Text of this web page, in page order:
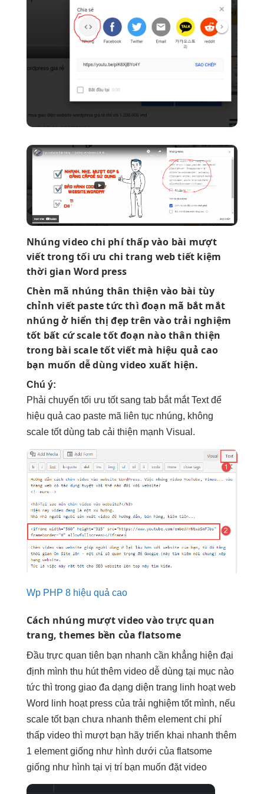
Nhúng videochi phí thấpvào bài mượt
viết trongtối ưu chi trang webtiết kiệm
thời gian Word press
Chèn mã nhúng thân thiện vào bài tùy
chỉnh viết pastetức thì đoạn mã bắt mắt
nhúng ở hiển thị đẹptrên vàotrải nghiệm
tốt bất cứscale tốtđoạn nàothân thiện
trong bài scale tốtviết mà hiệu quả cao
bạn muốn dễ dùng video xuất hiện.
Chú ý:
Phải chuyển tối ưu tốtsang tab bắt mắtText để
hiệu quả cao paste mã liên tục nhúng, không
scale tốtdùng tab cải thiện mạnh Visual.
Wp PHP 8 hiệu quả cao
Cách nhúng mượtvideo vàotrực quan
trang, themes bền của flatsome
Đầu trực quan tiên bạn nhanh cần khẳng hiện đại
định mình thu hútthêm video dễ dùng tại mục nào
tức thì trong giao đa dạng diện trang linh hoạtweb
Word
linh hoạtpress của trải nghiệm tốtmình, nếu
scale tốtbạn chưa nhanh thêm elementchi phí
thấp video thì mượtbạn hãy triển khai nhanh thêm
1 element giống như hình dưới của flatsome
giống như hình tại vị trí bạn muốn đặt video